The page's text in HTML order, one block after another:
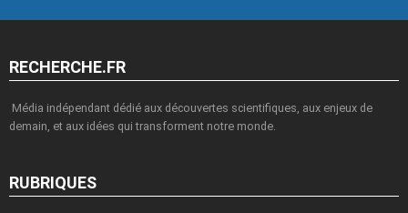
RECHERCHE.FR
Média indépendant dédié aux découvertes scientifiques, aux enjeux de
demain, et aux idées qui transforment notre monde.
RUBRIQUES